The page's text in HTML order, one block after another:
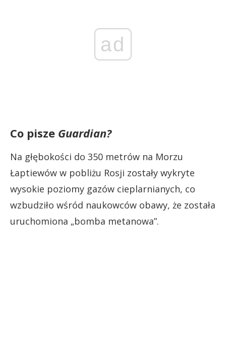
ad
Co pisze Guardian?
Na głębokości do 350 metrów na Morzu
Łaptiewów w pobliżu Rosji zostały wykryte
wysokie poziomy gazów cieplarnianych, co
wzbudziło wśród naukowców obawy, że została
uruchomiona „bomba metanowa”.